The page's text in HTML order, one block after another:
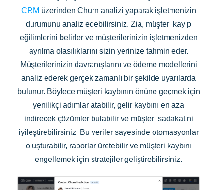
CRM üzerinden Churn analizi yaparak işletmenizin
durumunu analiz edebilirsiniz. Zia, müşteri kayıp
eğilimlerini belirler ve müşterilerinizin işletmenizden
ayrılma olasılıklarını sizin yerinize tahmin eder.
Müşterilerinizin davranışlarını ve ödeme modellerini
analiz ederek gerçek zamanlı bir şekilde uyarılarda
bulunur. Böylece müşteri kaybının önüne geçmek için
yenilikçi adımlar atabilir, gelir kaybını en aza
indirecek çözümler bulabilir ve müşteri sadakatini
iyileştirebilirsiniz. Bu veriler sayesinde otomasyonlar
oluşturabilir, raporlar üretebilir ve müşteri kaybını
engellemek için stratejiler geliştirebilirsiniz.